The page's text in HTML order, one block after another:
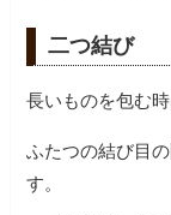
二つ結び
長いものを包む
ふたつの結び目
す。